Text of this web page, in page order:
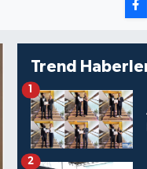
Trend
1
2